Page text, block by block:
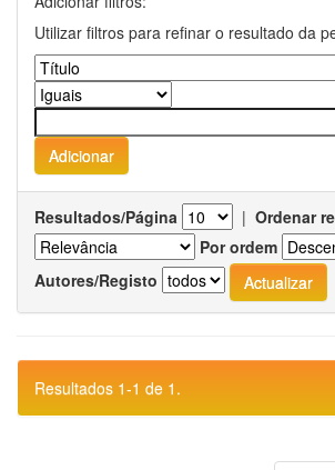
Utilizar filtros para refinar o resultado da
Resultados/Página | Ordenar
Por ordem
Autores/Registo
Resultados 1-1 de 1.